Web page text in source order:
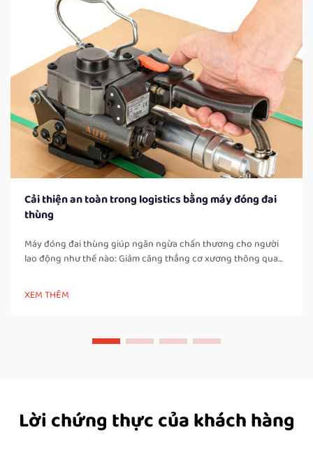
Cải thiện an toàn trong logistics bằng máy đóng đai
thùng
Máy đóng đai thùng giúp ngăn ngừa chấn thương cho người
lao động như thế nào: Giảm căng thẳng cơ xương thông qua
động phải đóng đai thùng bằng tay suốt cả ngày, họ sẽ phải
cúi người nhiều lần, xoay vặn cơ thể và...
XEM THÊM
Lời chứng thực của khách hàng